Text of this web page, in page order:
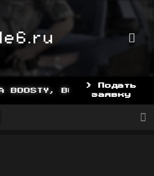
BOOSTY.TO/YDDY
> Подать
заявку